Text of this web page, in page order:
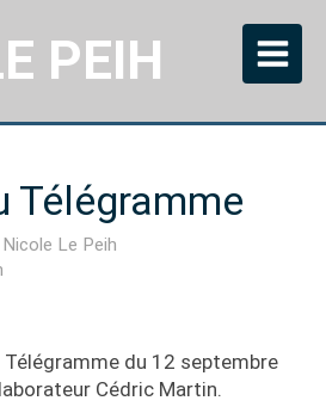
PEIH
Télégramme
Nicole Le Peih
du 12 septembre
Cédric Martin.